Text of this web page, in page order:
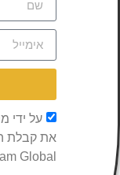
על ידי
את קבלת
Global